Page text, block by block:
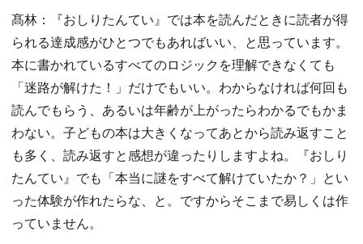
髙林：『おしりたんてい』では本を読んだときに読者が得
られる達成感がひとつでもあればいい、と思っています。
本に書かれているすべてのロジックを理解できなくても
「迷路が解けた！」だけでもいい。わからなければ何回も
読んでもらう、あるいは年齢が上がったらわかるでもかま
わない。子どもの本は大きくなってあとから読み返すこと
も多く、読み返すと感想が違ったりしますよね。『おしり
たんてい』でも「本当に謎をすべて解けていたか？」とい
った体験が作れたらな、と。ですからそこまで易しくは作
っていません。